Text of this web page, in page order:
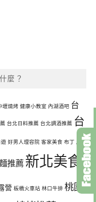
麼？
壢燒烤 健康小教室 內湖酒吧 台
台北日料推薦 台北調酒推薦 台
遊 好男人理容院 客家美食 布丁 廢
推薦 新北美食
營 板橋火車站 林口牛排 桃園